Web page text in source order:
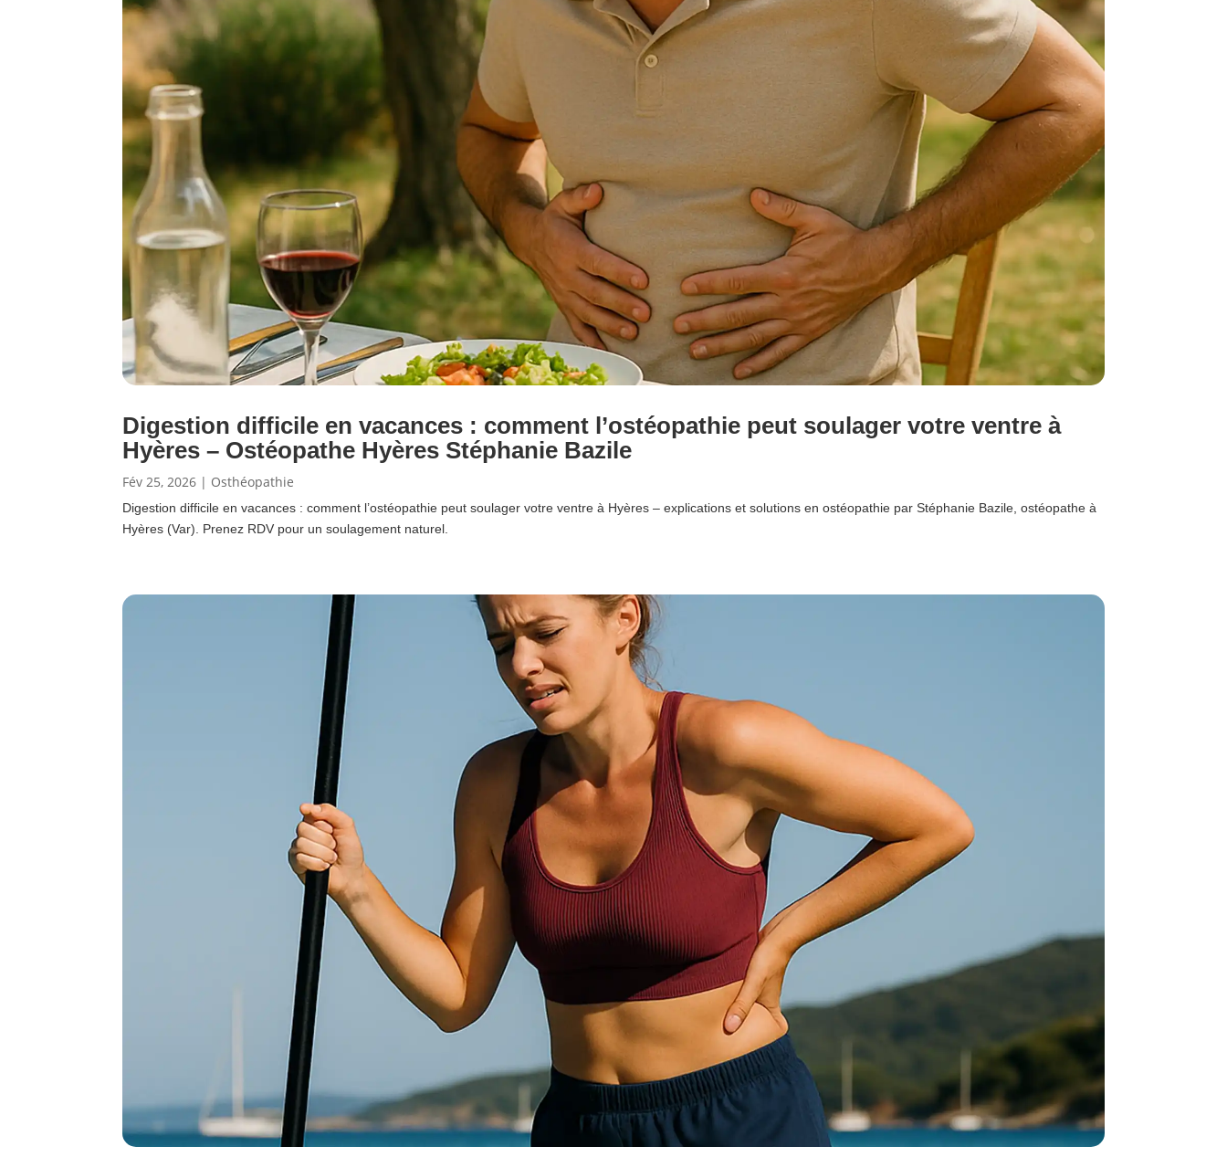
Digestion difficile en vacances : comment l’ostéopathie peut soulager votre ventre à
Hyères – Ostéopathe Hyères Stéphanie Bazile
Fév 25, 2026 | Osthéopathie
Digestion difficile en vacances : comment l’ostéopathie peut soulager votre ventre à Hyères – explications et solutions en ostéopathie par Stéphanie Bazile, ostéopathe à
Hyères (Var). Prenez RDV pour un soulagement naturel.